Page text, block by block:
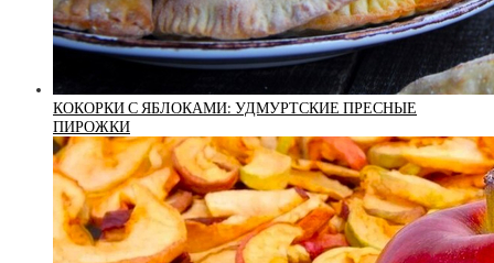
КОКОРКИ С ЯБЛОКАМИ: УДМУРТСКИЕ ПРЕСНЫЕ
ПИРОЖКИ